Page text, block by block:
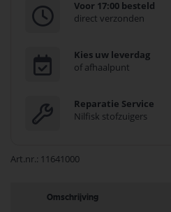
Voor 17:00 besteld
direct verzonden
Kies uw leverdag
of afhaalpunt
Reparatie Service
Nilfisk stofzuigers
Art.nr. 11641000
Omschrijving